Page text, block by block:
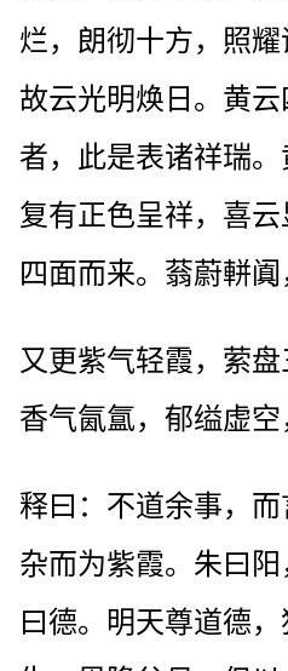
烂，朗彻十方，照耀
故云光明焕日。黄
者，此是表诸祥瑞。
复有正色呈祥，喜云
四面而来。蓊蔚軿阗
又更紫气轻霞，萦盘
香气氤氲，郁缢虚空
释曰：不道余事，
杂而为紫霞。朱曰阳
曰德。明天尊道德